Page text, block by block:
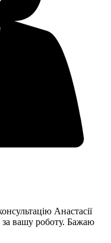
Анастасії
вашу роботу. Бажаю